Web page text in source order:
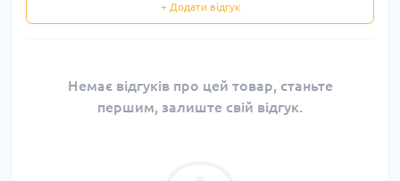
+ Додати відгук
Немає відгуків про цей товар, станьте
першим, залиште свій відгук.